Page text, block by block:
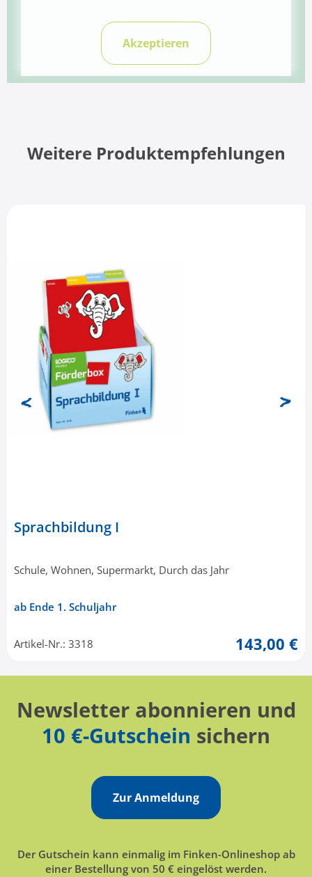
Akzeptieren
Weitere Produktempfehlungen
Sprachbildung I
Schule, Wohnen, Supermarkt, Durch das Jahr
ab Ende 1. Schuljahr
Artikel-Nr.: 3318 143,00 €
Newsletter abonnieren und
10 €-Gutschein sichern
Zur Anmeldung
Der Gutschein kann einmalig im Finken-Onlineshop ab
einer Bestellung von 50 € eingelöst werden.